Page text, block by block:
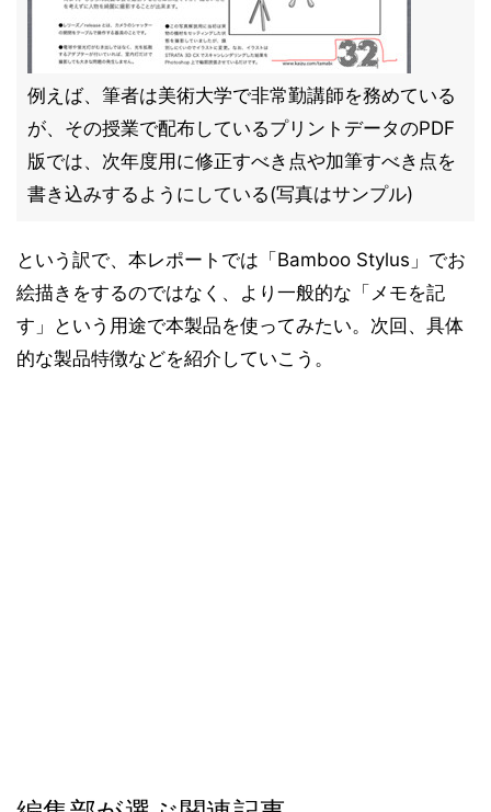
例えば、筆者は美術大学で非常勤講師を務めている
が、その授業で配布しているプリントデータのPDF
版では、次年度用に修正すべき点や加筆すべき点を
書き込みするようにしている(写真はサンプル)
という訳で、本レポートでは「Bamboo Stylus」でお
絵描きをするのではなく、より一般的な「メモを記
す」という用途で本製品を使ってみたい。次回、具体
的な製品特徴などを紹介していこう。